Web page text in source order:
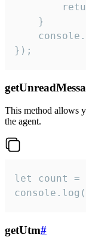
    }
});
This method allows
the agent.
let count =
getUtm#